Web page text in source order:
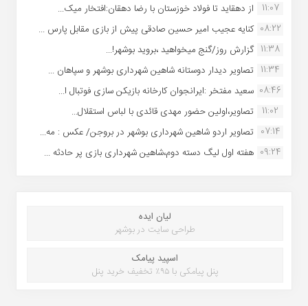
11:07
از دهقاید تا فولاد خوزستان با رضا دهقان:افتخار میک...
08:22 کنایه عجیب امیر حسین صادقی پیش از بازی مقابل پارس ...
11:38 گزارش روز/گنج میخواهید ،بروید بوشهر!...
11:34 تصاویر دیدار دوستانه شاهین شهردارى بوشهر و سپاهان ...
08:46 سعید مفتخر :ایرانجوان کارخانه بازیکن سازی فوتبال ا...
11:02
تصاویر،اولین حضور مهدی قائدی با لباس استقلال...
07:14 تصاویر اردو شاهین شهرداری بوشهر در بروجن/ عکس : مه...
09:24 هفته اول لیگ دسته دوم،شاهین شهرداری بازی پر حادثه ...
لیان ایده
طراحی سایت در بوشهر
اسپید پیامک
پنل پیامکی با ۹۵٪ تخفیف خرید پنل